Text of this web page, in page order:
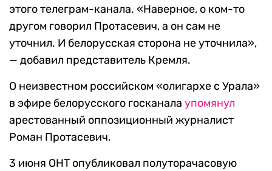
этого телеграм-канала. «Наверное, о ком-то
другом говорил Протасевич, а он сам не
уточнил. И белорусская сторона не уточнила»,
— добавил представитель Кремля.
О неизвестном российском «олигархе с Урала»
в эфире белорусского госканала упомянул
арестованный оппозиционный журналист
Роман Протасевич.
3 июня ОНТ опубликовал полуторачасовую